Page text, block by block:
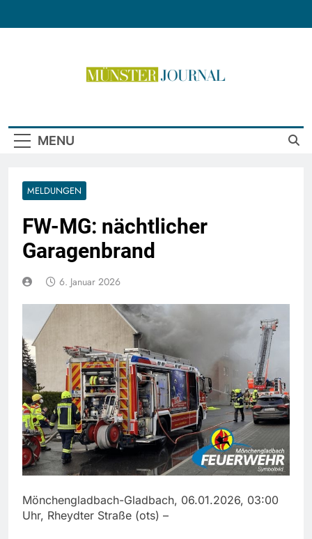
MENU
MELDUNGEN
FW-MG: nächtlicher
Garagenbrand
6. Januar 2026
Mönchengladbach-Gladbach, 06.01.2026, 03:00
Uhr, Rheydter Straße (ots) –